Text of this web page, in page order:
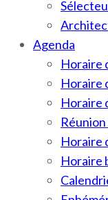
Agenda
Horaire
Horaire
Horaire
Horaire
Horaire